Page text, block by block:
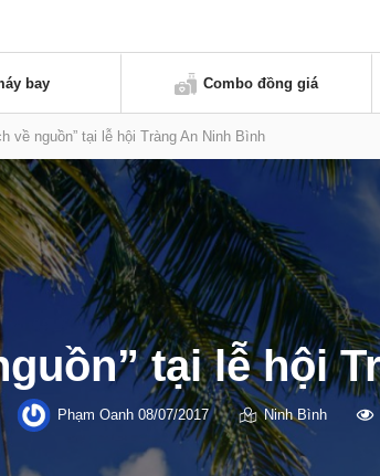
bay Combo đồng giá
về nguồn” tại lễ hội Tràng An Ninh Bình
tại lễ hội
Phạm Oanh 08/07/2017 Ninh Bình